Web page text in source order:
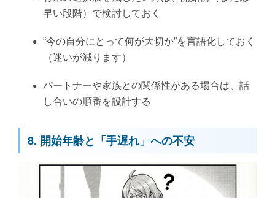
早い段階）で検討しておく
“今の自分にとって何が大切か”を言語化しておく
（迷いが減ります）
パートナーや家族との関係性がある場合は、話
し合いの順番を設計する
8. 開始年齢と「手遅れ」への不安